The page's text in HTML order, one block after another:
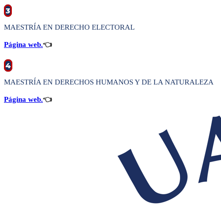
3
MAESTRÍA EN DERECHO ELECTORAL
Página web.👈
4
MAESTRÍA EN DERECHOS HUMANOS Y DE LA NATURALEZA
Página web.👈